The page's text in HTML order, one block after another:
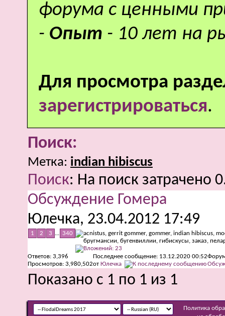
форума с ценными
- Опыт - 10 лет на
Для просмотра
зарегистрироваться.
Поиск:
Метка: indian hibiscus
Поиск: На поиск затрачено
Обсуждение Гомера
Юлечка, 23.04.2012 17:49
1 2 3 ... 340
Ответов: 3,396
Просмотров: 3,980,502
Последнее сообщение: 13.12.2020 00:52
от Юлечка
Показано с 1 по 1 из 1
Политика